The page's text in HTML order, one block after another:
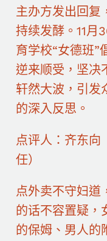
主办方发出回复
持续发酵。11月
育学校“女德班”
逆来顺受，坚决
轩然大波，引发
的深入反思。
点评人：齐东向
任）
点外卖不守妇道
的话不容置疑，
的保姆、男人的